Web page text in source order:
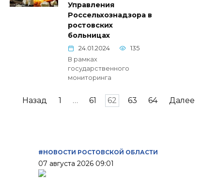
Управления
Россельхознадзора в
ростовских
больницах
24.01.2024
135
В рамках
государственного
мониторинга
Пагинация
Назад 1 … 61 62 63 64 Далее
#НОВОСТИ РОСТОВСКОЙ ОБЛАСТИ
07 августа 2026 09:01